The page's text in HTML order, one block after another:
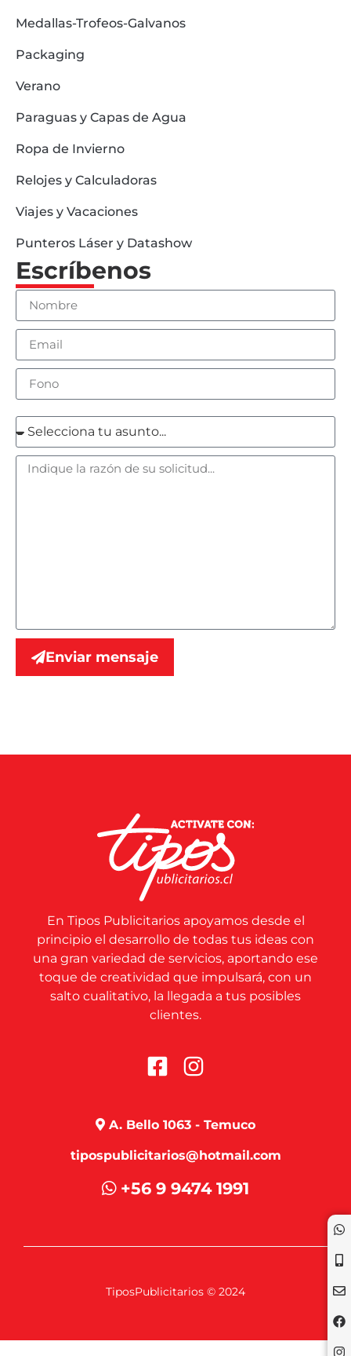
Medallas-Trofeos-Galvanos
Packaging
Verano
Paraguas y Capas de Agua
Ropa de Invierno
Relojes y Calculadoras
Viajes y Vacaciones
Punteros Láser y Datashow
Escríbenos
Enviar mensaje
En Tipos Publicitarios apoyamos desde el
principio el desarrollo de todas tus ideas con
una gran variedad de servicios, aportando ese
toque de creatividad que impulsará, con un
salto cualitativo, la llegada a tus posibles
clientes.
A. Bello 1063 - Temuco
tipospublicitarios@hotmail.com
+56 9 9474 1991
TiposPublicitarios © 2024